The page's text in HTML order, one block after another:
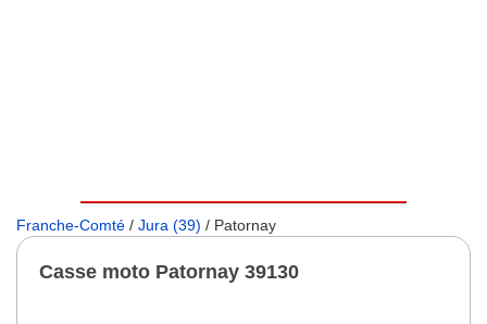
Franche-Comté / Jura (39) / Patornay
Casse moto Patornay 39130